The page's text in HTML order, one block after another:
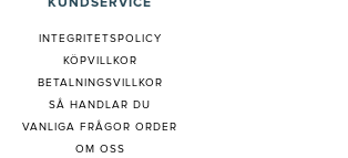
KUNDSERVICE
INTEGRITETSPOLICY
KÖPVILLKOR
BETALNINGSVILLKOR
SÅ HANDLAR DU
VANLIGA FRÅGOR ORDER
OM OSS